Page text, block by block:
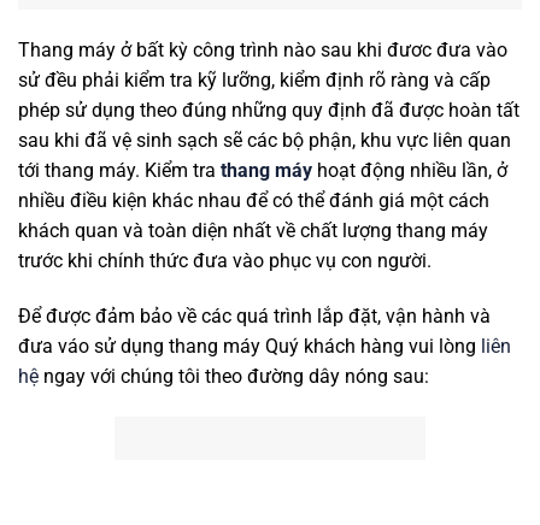
Thang máy ở bất kỳ công trình nào sau khi đươc đưa vào
sử đều phải kiểm tra kỹ lưỡng, kiểm định rõ ràng và cấp
phép sử dụng theo đúng những quy định đã được hoàn tất
sau khi đã vệ sinh sạch sẽ các bộ phận, khu vực liên quan
tới thang máy. Kiểm tra thang máy hoạt động nhiều lần, ở
nhiều điều kiện khác nhau để có thể đánh giá một cách
khách quan và toàn diện nhất về chất lượng thang máy
trước khi chính thức đưa vào phục vụ con người.
Để được đảm bảo về các quá trình lắp đặt, vận hành và
đưa váo sử dụng thang máy Quý khách hàng vui lòng liên
hệ ngay với chúng tôi theo đường dây nóng sau: